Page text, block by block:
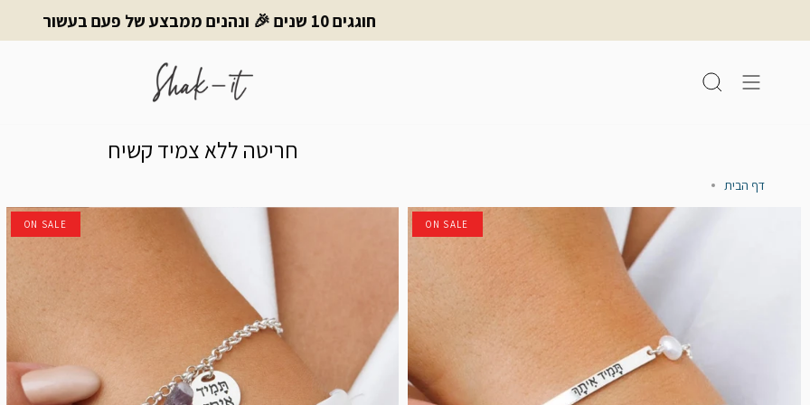
חוגגים 10 שנים 🎉 ונהנים ממבצע של פעם בעשור
חיפוש
חריטה ללא צמיד קשיח
דף הבית
ON SALE
ON SALE